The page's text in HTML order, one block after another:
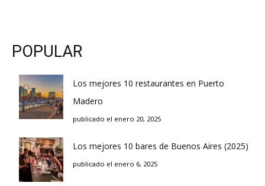
POPULAR
Los mejores 10 restaurantes en Puerto
Madero
publicado el enero 20, 2025
Los mejores 10 bares de Buenos Aires (2025)
publicado el enero 6, 2025